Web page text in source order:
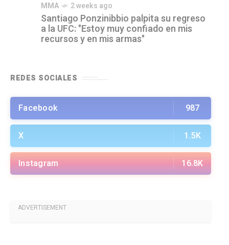
MMA 2 weeks ago
Santiago Ponzinibbio palpita su regreso
a la UFC: "Estoy muy confiado en mis
recursos y en mis armas"
REDES SOCIALES
Facebook 987
X 1.5K
Instagram 16.8K
ADVERTISEMENT